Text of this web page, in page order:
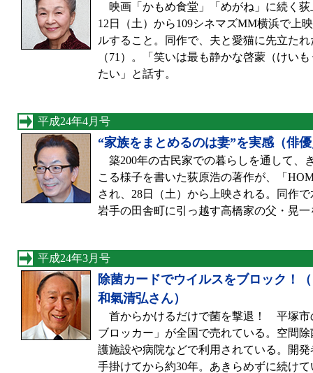
映画「かもめ食堂」「めがね」に続く
12日（土）から109シネマズMM横浜で上
ルすること。同作で、夫と愛猫に先立た
（71）。「笑いは最も静かな啓蒙（けい
たい」と話す。
平成24年4月号
“家族をまとめるのは妻”を実感（俳
築200年の古民家での暮らしを通して、
こる様子を書いた荻原浩の著作が、「
され、28日（土）から上映される。同作
岩手の田舎町に引っ越す高橋家の父・晃
平成24年3月号
除菌カードでウイルスをブロック！
和氣清弘さん）
首からかけるだけで菌を撃退！ 平塚市
ブロッカー」が全国で売れている。空間
護施設や病院などで利用されている。開
手掛けてから約30年。あきらめずに続け